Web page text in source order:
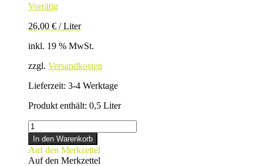
Vorrätig
26,00 € /Liter
inkl. 19 % MwSt.
zzgl. Versandkosten
Lieferzeit: 3-4 Werktage
Produkt enthält: 0,5 Liter
RHABARBER-
ERDBEER-
LIKÖR
Menge
In den Warenkorb
Auf den Merkzettel
Auf den Merkzettel